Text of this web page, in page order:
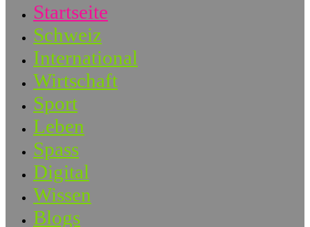
Startseite
Schweiz
International
Wirtschaft
Sport
Leben
Spass
Digital
Wissen
Blogs